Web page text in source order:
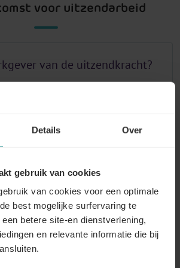
Details Over
gebruik van cookies
van cookies voor een optimale
best mogelijke surfervaring te
betere site-en dienstverlening,
en relevante informatie die bij
voor uitzendarbeid
van de uitzendkracht?
tot stand?